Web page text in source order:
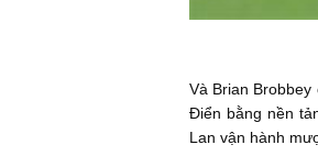
Và Brian
Điển bằng nền
Lan vận hành